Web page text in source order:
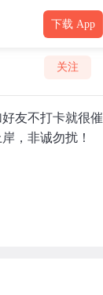
下载 App
关注
友不打卡就很催
，非诚勿扰！